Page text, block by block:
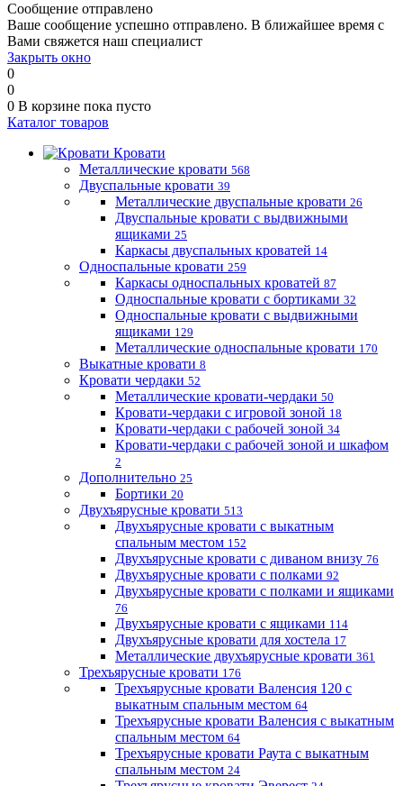
Сообщение отправлено
Ваше сообщение успешно отправлено. В ближайшее время с
Вами свяжется наш специалист
Закрыть окно
0
0
0 В корзине пока пусто
Каталог товаров
Кровати
Металлические кровати 568
Двуспальные кровати 39
Металлические двуспальные кровати 26
Двуспальные кровати с выдвижными
ящиками 25
Каркасы двуспальных кроватей 14
Односпальные кровати 259
Каркасы односпальных кроватей 87
Односпальные кровати с бортиками 32
Односпальные кровати с выдвижными
ящиками 129
Металлические односпальные кровати 170
Выкатные кровати 8
Кровати чердаки 52
Металлические кровати-чердаки 50
Кровати-чердаки с игровой зоной 18
Кровати-чердаки с рабочей зоной 34
Кровати-чердаки с рабочей зоной и шкафом
2
Дополнительно 25
Бортики 20
Двухъярусные кровати 513
Двухъярусные кровати с выкатным
спальным местом 152
Двухъярусные кровати с диваном внизу 76
Двухъярусные кровати с полками 92
Двухъярусные кровати с полками и ящиками
76
Двухъярусные кровати с ящиками 114
Двухъярусные кровати для хостела 17
Металлические двухъярусные кровати 361
Трехъярусные кровати 176
Трехъярусные кровати Валенсия 120 с
выкатным спальным местом 64
Трехъярусные кровати Валенсия с выкатным
спальным местом 64
Трехъярусные кровати Раута с выкатным
спальным местом 24